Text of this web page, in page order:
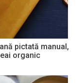
pictată manual,
organic